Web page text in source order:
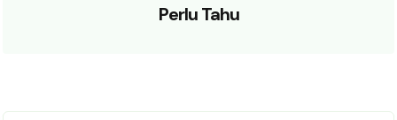
Perlu Tahu